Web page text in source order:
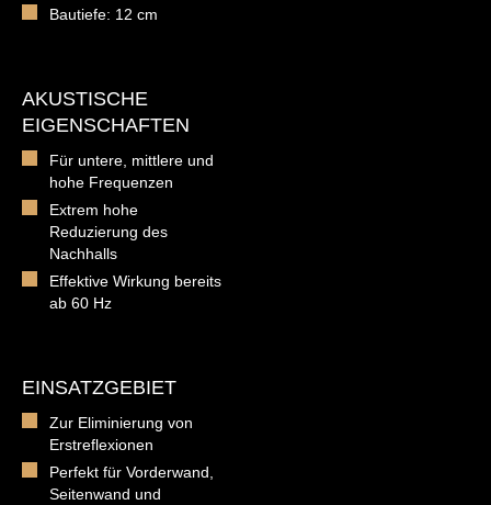
Bautiefe: 12 cm
AKUSTISCHE
EIGENSCHAFTEN
Für untere, mittlere und
hohe Frequenzen
Extrem hohe
Reduzierung des
Nachhalls
Effektive Wirkung bereits
ab 60 Hz
EINSATZGEBIET
Zur Eliminierung von
Erstreflexionen
Perfekt für Vorderwand,
Seitenwand und